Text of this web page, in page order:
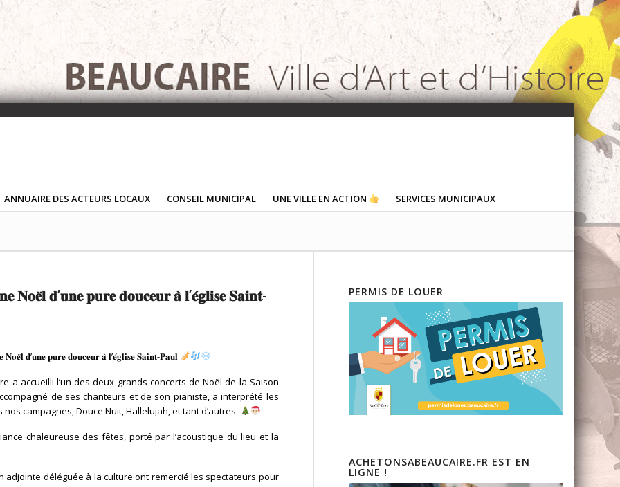
ANNUAIRE DES ACTEURS LOCAUX CONSEIL MUNICIPAL UNE VILLE EN ACTION SERVICES MUNICIPAUX
𝐍𝐨𝐞̈𝐥 𝐝’𝐮𝐧𝐞 𝐩𝐮𝐫𝐞 𝐝𝐨𝐮𝐜𝐞𝐮𝐫 𝐚̀ 𝐥’𝐞́𝐠𝐥𝐢𝐬𝐞 𝐒𝐚𝐢𝐧𝐭-
𝐝’𝐮𝐧𝐞 𝐩𝐮𝐫𝐞 𝐝𝐨𝐮𝐜𝐞𝐮𝐫 𝐚̀ 𝐥’𝐞́𝐠𝐥𝐢𝐬𝐞 𝐒𝐚𝐢𝐧𝐭-𝐏𝐚𝐮𝐥
a accueilli l’un des deux grands concerts de Noël de la Saison
de ses chanteurs et de son pianiste, a interprété les
campagnes, Douce Nuit, Hallelujah, et tant d’autres.
chaleureuse des fêtes, porté par l’acoustique du lieu et la
adjointe déléguée à la culture ont remercié les spectateurs pour
PERMIS DE LOUER
ACHETONSABEAUCAIRE.FR EST EN
LIGNE !